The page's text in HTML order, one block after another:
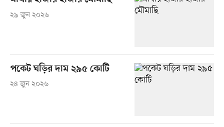
২৯ জুন ২০২৬
পকেট ঘড়ির দাম ২৯৫ কোটি
২৪ জুন ২০২৬